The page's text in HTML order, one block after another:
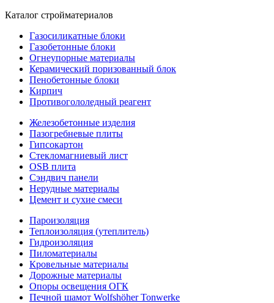
Каталог стройматериалов
Газосиликатные блоки
Газобетонные блоки
Огнеупорные материалы
Керамический поризованный блок
Пенобетонные блоки
Кирпич
Противогололедный реагент
Железобетонные изделия
Пазогребневые плиты
Гипсокартон
Стекломагниевый лист
OSB плита
Сэндвич панели
Нерудные материалы
Цемент и сухие смеси
Пароизоляция
Теплоизоляция (утеплитель)
Гидроизоляция
Пиломатериалы
Кровельные материалы
Дорожные материалы
Опоры освещения ОГК
Печной шамот Wolfshöher Tonwerke